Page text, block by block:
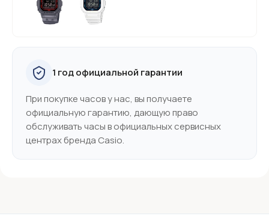
1 год официальной гарантии
При покупке часов у нас, вы получаете
официальную гарантию, дающую право
обслуживать часы в официальных сервисных
центрах бренда Casio.